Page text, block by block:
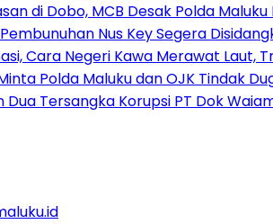
di Dobo, MCB Desak Polda Maluku
Nus Key Segera
Cara Negeri Kawa Merawat Laut,
Polda Maluku dan OJK Tindak
Tersangka Korupsi PT Dok